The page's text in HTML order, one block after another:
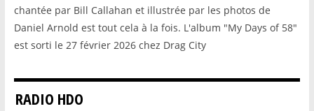
chantée par Bill Callahan et illustrée par les photos de
Daniel Arnold est tout cela à la fois. L'album "My Days of 58"
est sorti le 27 février 2026 chez Drag City
RADIO HDO